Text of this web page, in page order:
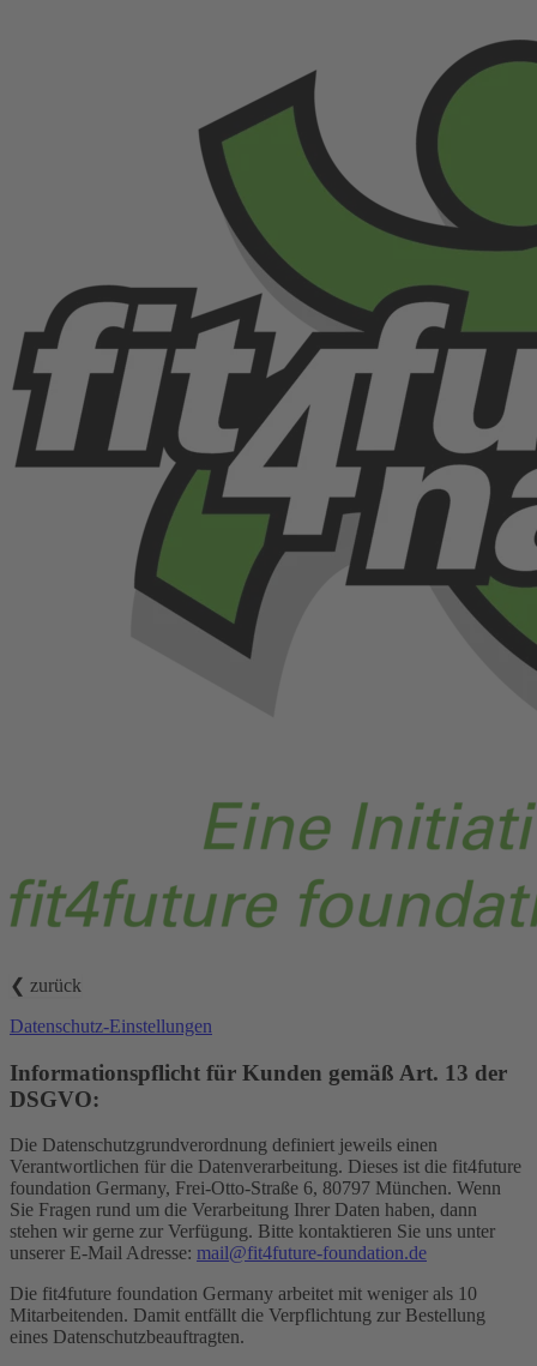
❮ zurück
Datenschutz-Einstellungen
Informationspflicht für Kunden gemäß Art. 13 der
DSGVO:
Die Datenschutzgrundverordnung definiert jeweils einen
Verantwortlichen für die Datenverarbeitung. Dieses ist die fit4future
foundation Germany, Frei-Otto-Straße 6, 80797 München. Wenn
Sie Fragen rund um die Verarbeitung Ihrer Daten haben, dann
stehen wir gerne zur Verfügung. Bitte kontaktieren Sie uns unter
unserer E-Mail Adresse: mail@fit4future-foundation.de
Die fit4future foundation Germany arbeitet mit weniger als 10
Mitarbeitenden. Damit entfällt die Verpflichtung zur Bestellung
eines Datenschutzbeauftragten.